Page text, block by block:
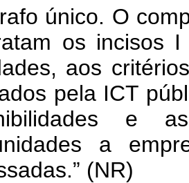
único. O
os incisos
aos
pela ICT
e
a
(NR)